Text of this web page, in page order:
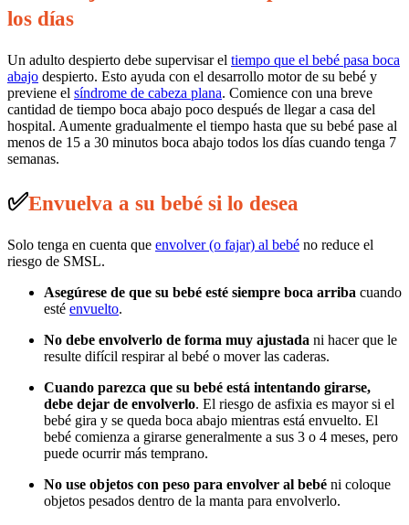
los días
Un adulto despierto debe supervisar el tiempo que el bebé pasa boca
abajo despierto. Esto ayuda con el desarrollo motor de su bebé y
previene el síndrome de cabeza plana. Comience con una breve
cantidad de tiempo boca abajo poco después de llegar a casa del
hospital. Aumente gradualmente el tiempo hasta que su bebé pase al
menos de 15 a 30 minutos boca abajo todos los días cuando tenga 7
semanas.
✅Envuelva a su bebé si lo desea
Solo tenga en cuenta que envolver (o fajar) al bebé no reduce el
riesgo de SMSL.
Asegúrese de que su bebé esté siempre boca arriba cuando
esté envuelto.
No debe envolverlo de forma muy ajustada ni hacer que le
resulte difícil respirar al bebé o mover las caderas.
Cuando parezca que su bebé está intentando girarse,
debe dejar de envolverlo. El riesgo de asfixia es mayor si el
bebé gira y se queda boca abajo mientras está envuelto. El
bebé comienza a girarse generalmente a sus 3 o 4 meses, pero
puede ocurrir más temprano.
No use objetos con peso para envolver al bebé ni coloque
objetos pesados dentro de la manta para envolverlo.